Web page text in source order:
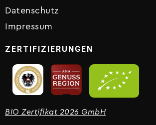
Datenschutz
Impressum
ZERTIFIZIERUNGEN
BIO Zertifikat 2026 GmbH